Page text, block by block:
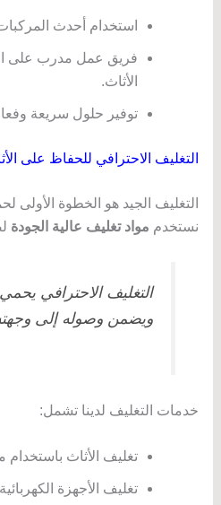
استخدام أحدث
فريق عمل مدرب على
الأثاث.
توفير حلول سريعة
التغليف الاحترافي للحفاظ على
التغليف الجيد هو الخطوة الأولى
نستخدم مواد تغليف عالية الجودة
التغليف الاحترافي
ويضمن وصوله إلى
خدمات التغليف لدينا تشمل:
تغليف الأثاث باستخدام
تغليف الأجهزة